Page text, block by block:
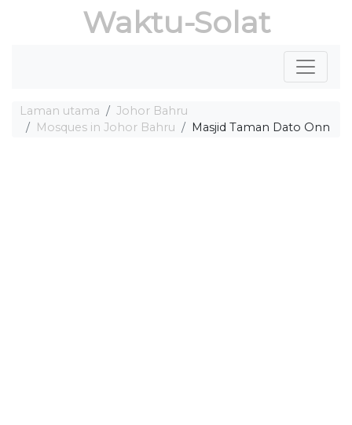
Waktu-Solat
Laman utama
Johor Bahru
Mosques in Johor Bahru
Masjid Taman Dato Onn